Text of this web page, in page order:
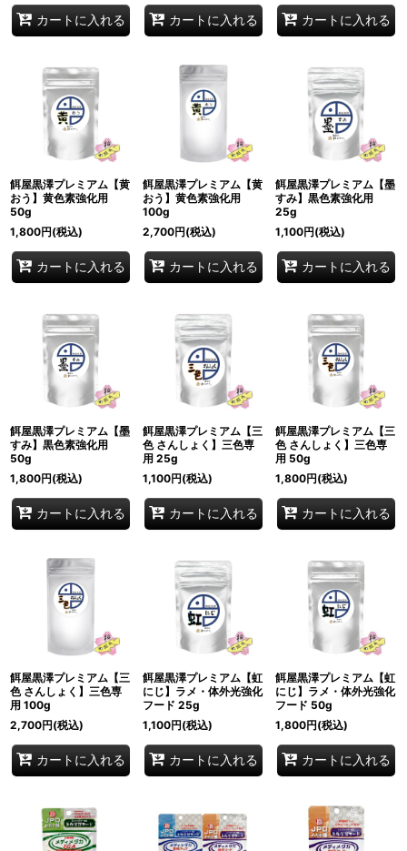
カートに入れる カートに入れる カートに入れる
餌屋黒澤プレミアム【黄
おう】黄色素強化用
50g
1,800円(税込)
カートに入れる
餌屋黒澤プレミアム【黄
おう】黄色素強化用
100g
2,700円(税込)
カートに入れる
餌屋黒澤プレミアム【墨
すみ】黒色素強化用
25g
1,100円(税込)
カートに入れる
餌屋黒澤プレミアム【墨
すみ】黒色素強化用
50g
1,800円(税込)
カートに入れる
餌屋黒澤プレミアム【三
色 さんしょく】三色専
用 25g
1,100円(税込)
カートに入れる
餌屋黒澤プレミアム【三
色 さんしょく】三色専
用 50g
1,800円(税込)
カートに入れる
餌屋黒澤プレミアム【三
色 さんしょく】三色専
用 100g
2,700円(税込)
カートに入れる
餌屋黒澤プレミアム【虹
にじ】ラメ・体外光強化
フード 25g
1,100円(税込)
カートに入れる
餌屋黒澤プレミアム【虹
にじ】ラメ・体外光強化
フード 50g
1,800円(税込)
カートに入れる